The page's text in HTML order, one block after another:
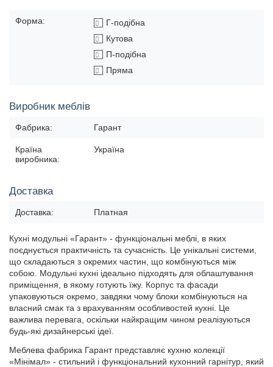
Форма:
Г-подібна
Кутова
П-подібна
Пряма
Виробник меблів
Фабрика: Гарант
Країна
виробника:
Україна
Доставка
Доставка: Платная
Кухні модульні «Гарант» - функціональні меблі, в яких
поєднується практичність та сучасність. Це унікальні системи,
що складаються з окремих частин, що комбінуються між
собою. Модульні кухні ідеально підходять для облаштування
приміщення, в якому готують їжу. Корпус та фасади
упаковуються окремо, завдяки чому блоки комбінуються на
власний смак та з врахуванням особливостей кухні. Це
важлива перевага, оскільки найкращим чином реалізуються
будь-які дизайнерські ідеї.
Меблева фабрика Гарант представляє кухню колекції
«Мінімал» - стильний і функціональний кухонний гарнітур, який